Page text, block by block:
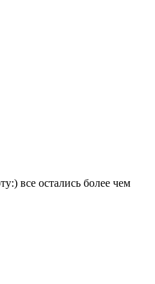
все остались более чем